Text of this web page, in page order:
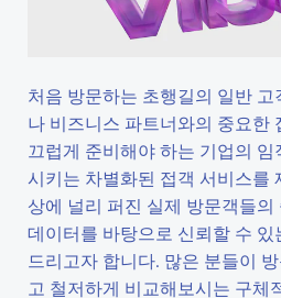
처음 방문하는 초행길의 일반
나 비즈니스 파트너와의 중요한
끄럽게 준비해야 하는 기업의
시키는 차별화된 접객 서비스를
상에 널리 퍼진 실제 방문객들
데이터를 바탕으로 신뢰할 수
드리고자 합니다. 많은 분들이
고 철저하게 비교해보시는 구체